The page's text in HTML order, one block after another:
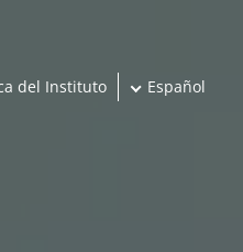
del Instituto Español